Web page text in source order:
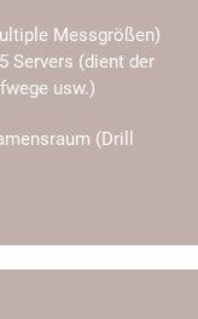
Messgrößen)
Servers (dient der
usw.)
(Drill